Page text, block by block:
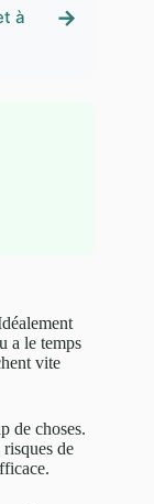
à
→
a le temps
vite
de choses.
de